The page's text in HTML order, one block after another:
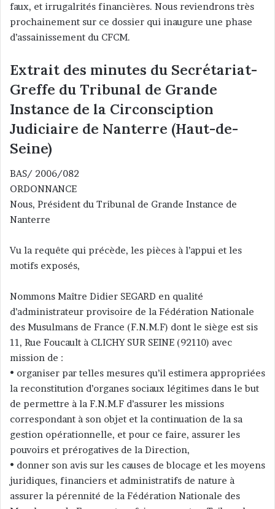
faux, et irrugalrités financières. Nous reviendrons très
prochainement sur ce dossier qui inaugure une phase
d’assainissement du CFCM.
Extrait des minutes du Secrétariat-
Greffe du Tribunal de Grande
Instance de la Circonsciption
Judiciaire de Nanterre (Haut-de-
Seine)
BAS/ 2006/082
ORDONNANCE
Nous, Président du Tribunal de Grande Instance de
Nanterre
Vu la requête qui précède, les pièces à l’appui et les
motifs exposés,
Nommons Maître Didier SEGARD en qualité
d’administrateur provisoire de la Fédération Nationale
des Musulmans de France (F.N.M.F) dont le siège est sis
11, Rue Foucault à CLICHY SUR SEINE (92110) avec
mission de :
• organiser par telles mesures qu’il estimera appropriées
la reconstitution d’organes sociaux légitimes dans le but
de permettre à la F.N.M.F d’assurer les missions
correspondant à son objet et la continuation de la sa
gestion opérationnelle, et pour ce faire, assurer les
pouvoirs et prérogatives de la Direction,
• donner son avis sur les causes de blocage et les moyens
juridiques, financiers et administratifs de nature à
assurer la pérennité de la Fédération Nationale des